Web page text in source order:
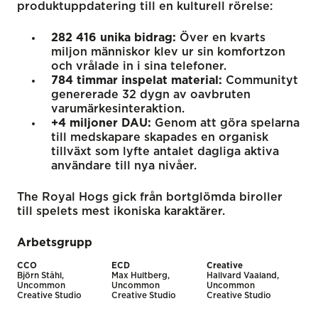
produktuppdatering till en kulturell rörelse:
282 416 unika bidrag: Över en kvarts
miljon människor klev ur sin komfortzon
och vrålade in i sina telefoner.
784 timmar inspelat material: Communityt
genererade 32 dygn av oavbruten
varumärkesinteraktion.
+4 miljoner DAU: Genom att göra spelarna
till medskapare skapades en organisk
tillväxt som lyfte antalet dagliga aktiva
användare till nya nivåer.
The Royal Hogs gick från bortglömda biroller
till spelets mest ikoniska karaktärer.
Arbetsgrupp
CCO
Björn Ståhl,
Uncommon
Creative Studio
ECD
Max Hultberg,
Uncommon
Creative Studio
Creative
Hallvard Vaaland,
Uncommon
Creative Studio